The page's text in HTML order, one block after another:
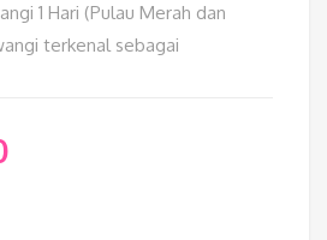
1 Hari (Pulau Merah dan
terkenal sebagai